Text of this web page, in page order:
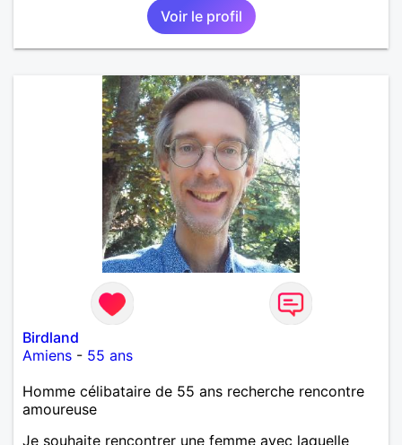
Voir le profil
Birdland
Amiens - 55 ans
Homme célibataire de 55 ans recherche rencontre
amoureuse
Je souhaite rencontrer une femme avec laquelle